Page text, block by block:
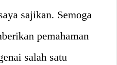
sajikan. Semoga
pemahaman
salah satu